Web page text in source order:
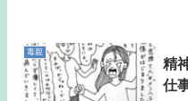
毒親
精
仕